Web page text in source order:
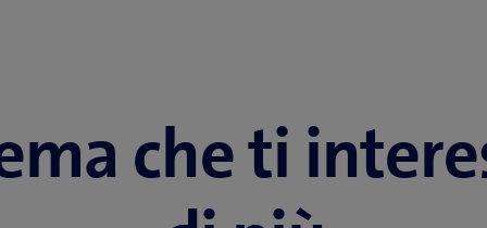
che ti